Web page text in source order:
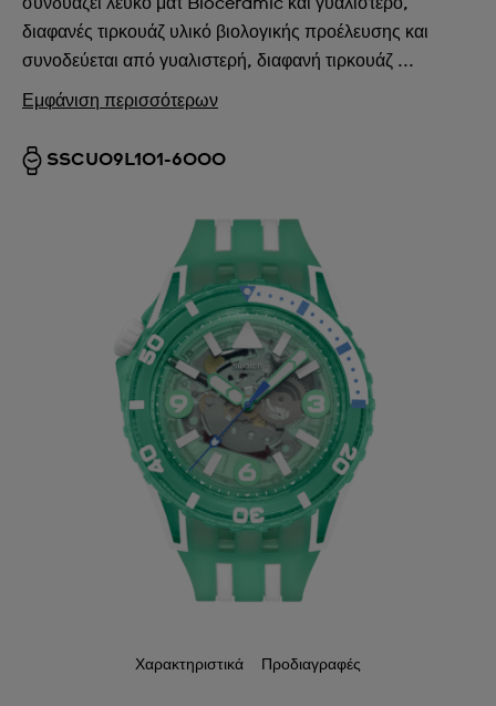
διαφανές τιρκουάζ υλικό βιολογικής προέλευσης και
συνοδεύεται από γυαλιστερή, διαφανή τιρκουάζ ...
Εμφάνιση περισσότερων
SSCU09L101-6000
Χαρακτηριστικά Προδιαγραφές